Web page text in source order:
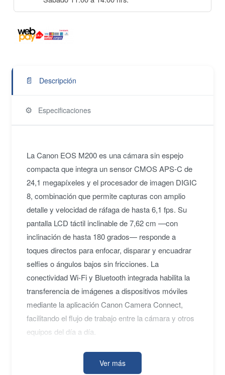
📄 Descripción
⚙️ Especificaciones
La Canon EOS M200 es una cámara sin espejo
compacta que integra un sensor CMOS APS-C de
24,1 megapíxeles y el procesador de imagen DIGIC
8, combinación que permite capturas con amplio
detalle y velocidad de ráfaga de hasta 6,1 fps. Su
pantalla LCD táctil inclinable de 7,62 cm —con
inclinación de hasta 180 grados— responde a
toques directos para enfocar, disparar y encuadrar
selfies o ángulos bajos sin fricciones. La
conectividad Wi-Fi y Bluetooth integrada habilita la
transferencia de imágenes a dispositivos móviles
mediante la aplicación Canon Camera Connect,
facilitando el flujo de trabajo entre la cámara y otros
equipos del día a día.
Ver más